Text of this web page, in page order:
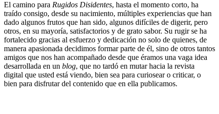
El camino para Rugidos Disidentes, hasta el momento corto, ha
traído consigo, desde su nacimiento, múltiples experiencias que han
dado algunos frutos que han sido, algunos difíciles de digerir, pero
otros, en su mayoría, satisfactorios y de grato sabor. Su rugir se ha
fortalecido gracias al esfuerzo y dedicación no solo de quienes, de
manera apasionada decidimos formar parte de él, sino de otros tantos
amigos que nos han acompañado desde que éramos una vaga idea
desarrollada en un blog, que no tardó en mutar hacia la revista
digital que usted está viendo, bien sea para curiosear o criticar, o
bien para disfrutar del contenido que en ella publicamos.